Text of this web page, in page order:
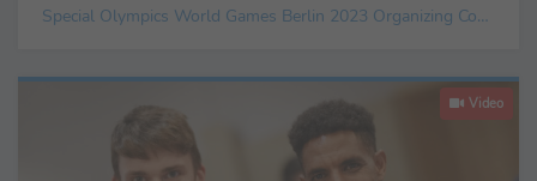
Special Olympics World Games Berlin 2023 Organizing Committee gGmbH
Video